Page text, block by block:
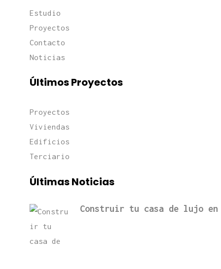
Estudio
Proyectos
Contacto
Noticias
Últimos Proyectos
Proyectos
Viviendas
Edificios
Terciario
Últimas Noticias
Construir tu casa de lujo